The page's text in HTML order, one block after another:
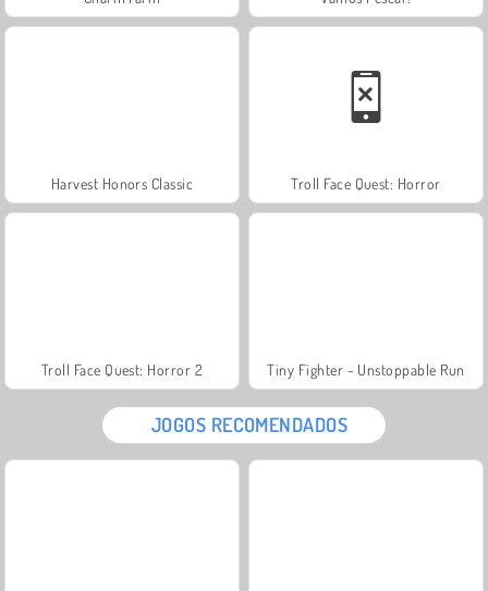
Harvest Honors Classic Troll Face Quest: Horror
Troll Face Quest: Horror 2 Tiny Fighter - Unstoppable Run
JOGOS RECOMENDADOS